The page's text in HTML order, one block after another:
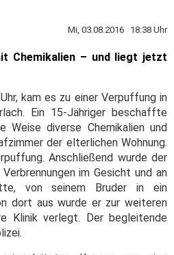
Mi, 03.08.2016 18:38 Uhr
Chemikalien – und liegt jetzt
kam es zu einer Verpuffung in
Ein 15-Jähriger beschaffte
Weise diverse Chemikalien und
der elterlichen Wohnung.
Anschließend wurde der
im Gesicht und an
von seinem Bruder in ein
dort aus wurde er zur weiteren
Klinik verlegt. Der begleitende